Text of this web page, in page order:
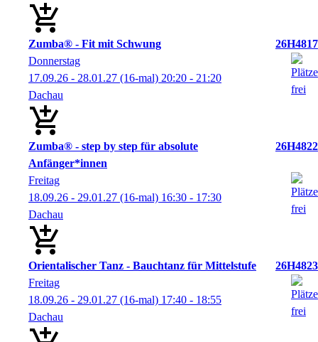
Zumba® - Fit mit Schwung
26H4817
Donnerstag
17.09.26 - 28.01.27 (16-mal) 20:20 - 21:20
Dachau
Zumba® - step by step für absolute
Anfänger*innen
26H4822
Freitag
18.09.26 - 29.01.27 (16-mal) 16:30 - 17:30
Dachau
Orientalischer Tanz - Bauchtanz für Mittelstufe
26H4823
Freitag
18.09.26 - 29.01.27 (16-mal) 17:40 - 18:55
Dachau